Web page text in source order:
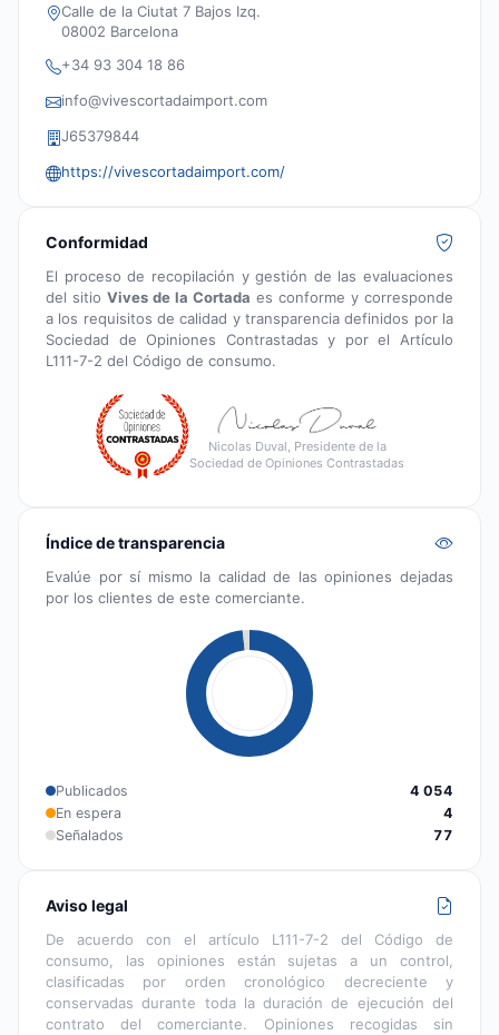
Calle de la Ciutat 7 Bajos Izq.
08002 Barcelona
+34 93 304 18 86
info@vivescortadaimport.com
J65379844
https://vivescortadaimport.com/
Conformidad
El proceso de recopilación y gestión de las evaluaciones
del sitio Vives de la Cortada es conforme y corresponde
a los requisitos de calidad y transparencia definidos por la
Sociedad de Opiniones Contrastadas y por el Artículo
L111-7-2 del Código de consumo.
Nicolas Duval, Presidente de la
Sociedad de Opiniones Contrastadas
Índice de transparencia
Evalúe por sí mismo la calidad de las opiniones dejadas
por los clientes de este comerciante.
Publicados
4 054
En espera
4
Señalados
77
Aviso legal
De acuerdo con el artículo L111-7-2 del Código de
consumo, las opiniones están sujetas a un control,
clasificadas por orden cronológico decreciente y
conservadas durante toda la duración de ejecución del
contrato del comerciante. Opiniones recogidas sin